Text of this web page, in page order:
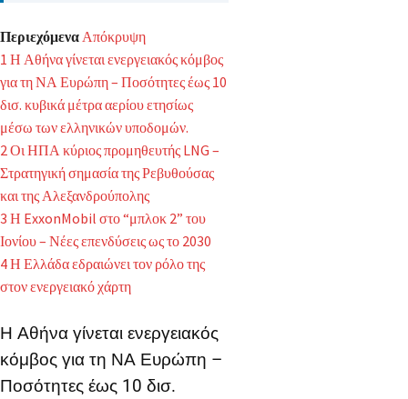
ΠεριεχόμεναΑπόκρυψη
1 Η Αθήνα γίνεται ενεργειακός κόμβος
για τη ΝΑ Ευρώπη – Ποσότητες έως 10
δισ. κυβικά μέτρα αερίου ετησίως
μέσω των ελληνικών υποδομών.
2Οι ΗΠΑ κύριος προμηθευτής LNG –
Στρατηγική σημασία της Ρεβυθούσας
και της Αλεξανδρούπολης
3 Η ExxonMobil στο “μπλοκ 2” του
Ιονίου – Νέες επενδύσεις ως το 2030
4Η Ελλάδα εδραιώνει τον ρόλο της
στον ενεργειακό χάρτη
Η Αθήνα γίνεται ενεργειακός
κόμβος για τη ΝΑ Ευρώπη –
Ποσότητες έως 10 δισ.